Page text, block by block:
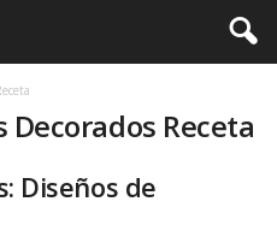
Receta
Diseños de